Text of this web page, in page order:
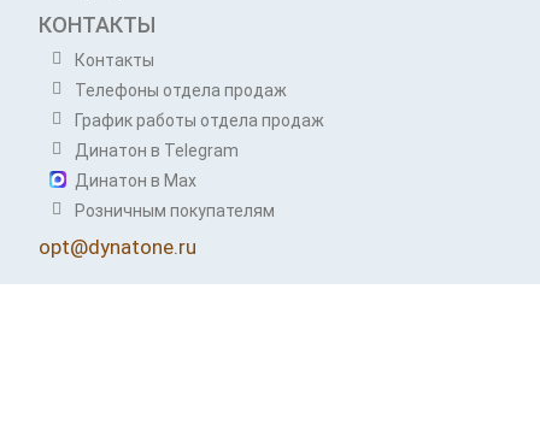
КОНТАКТЫ
Контакты
Телефоны отдела продаж
График работы отдела продаж
Динатон в Telegram
Динатон в Max
Розничным покупателям
opt@dynatone.ru